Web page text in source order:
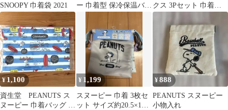
SNOOPY 巾着袋 2021
ー 巾着型 保冷保温バッ クス 3Pセット 巾着
付 新品未使用
¥1,100
資生堂 PEANUTS ス
ヌーピー 巾着バッグ サ
¥ 1,199
スヌーピー 巾着 3枚セ
ット サイズ約20.5×18.5
¥888
PEANUTS スヌーピー
小物入れ